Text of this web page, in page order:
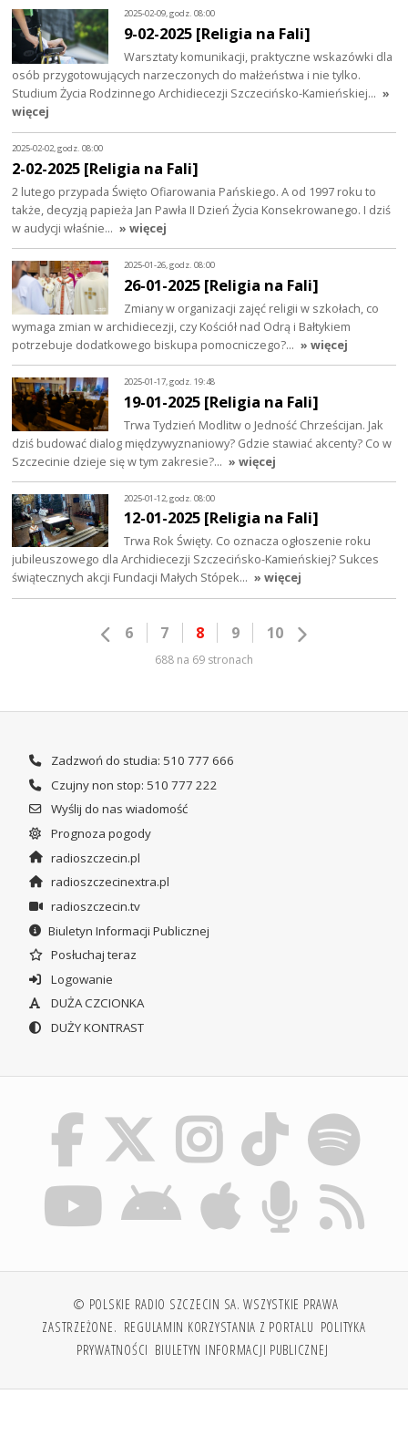
2025-02-09, godz. 08:00
9-02-2025 [Religia na Fali]
Warsztaty komunikacji, praktyczne wskazówki dla
osób przygotowujących narzeczonych do małżeństwa i nie tylko.
Studium Życia Rodzinnego Archidiecezji Szczecińsko-Kamieńskiej… »
więcej
2025-02-02, godz. 08:00
2-02-2025 [Religia na Fali]
2 lutego przypada Święto Ofiarowania Pańskiego. A od 1997 roku to
także, decyzją papieża Jan Pawła II Dzień Życia Konsekrowanego. I dziś
w audycji właśnie… » więcej
2025-01-26, godz. 08:00
26-01-2025 [Religia na Fali]
Zmiany w organizacji zajęć religii w szkołach, co
wymaga zmian w archidiecezji, czy Kościół nad Odrą i Bałtykiem
potrzebuje dodatkowego biskupa pomocniczego?… » więcej
2025-01-17, godz. 19:48
19-01-2025 [Religia na Fali]
Trwa Tydzień Modlitw o Jedność Chrześcijan. Jak
dziś budować dialog międzywyznaniowy? Gdzie stawiać akcenty? Co w
Szczecinie dzieje się w tym zakresie?… » więcej
2025-01-12, godz. 08:00
12-01-2025 [Religia na Fali]
Trwa Rok Święty. Co oznacza ogłoszenie roku
jubileuszowego dla Archidiecezji Szczecińsko-Kamieńskiej? Sukces
świątecznych akcji Fundacji Małych Stópek… » więcej
6 7 8 9 10
688 na 69 stronach
Zadzwoń do studia: 510 777 666
Czujny non stop: 510 777 222
Wyślij do nas wiadomość
Prognoza pogody
radioszczecin.pl
radioszczecinextra.pl
radioszczecin.tv
Biuletyn Informacji Publicznej
Posłuchaj teraz
Logowanie
DUŻA CZCIONKA
DUŻY KONTRAST
© POLSKIE RADIO SZCZECIN SA. WSZYSTKIE PRAWA
ZASTRZEŻONE. REGULAMIN KORZYSTANIA Z PORTALU POLITYKA
PRYWATNOŚCI BIULETYN INFORMACJI PUBLICZNEJ